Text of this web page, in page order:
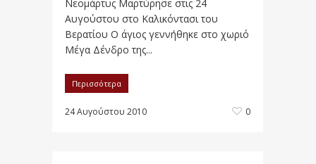
Νεομάρτυς Μαρτύρησε στις 24
Αυγούστου στο Καλικόντασι του
Βερατίου Ο άγιος γεννήθηκε στο χωριό
Μέγα Δένδρο της...
Περισσότερα
24 Αυγούστου 2010 0